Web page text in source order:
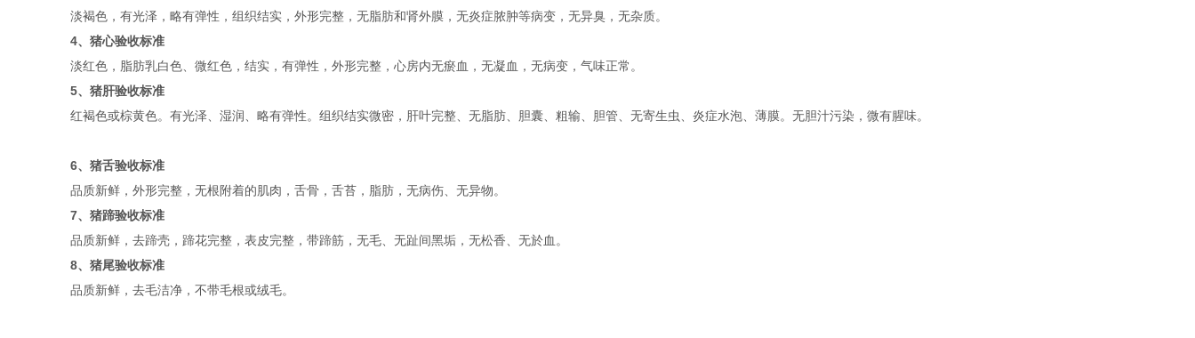
淡褐色，有光泽，略有弹性，组织结实，外形完整，无脂肪和肾外膜，无炎症脓肿等病变，无异臭，无杂质。
4、猪心验收标准
淡红色，脂肪乳白色、微红色，结实，有弹性，外形完整，心房内无瘀血，无凝血，无病变，气味正常。
5、猪肝验收标准
红褐色或棕黄色。有光泽、湿润、略有弹性。组织结实微密，肝叶完整、无脂肪、胆囊、粗输、胆管、无寄生虫、炎症水泡、薄膜。无胆汁污染，微有腥味。
6、猪舌验收标准
品质新鲜，外形完整，无根附着的肌肉，舌骨，舌苔，脂肪，无病伤、无异物。
7、猪蹄验收标准
品质新鲜，去蹄壳，蹄花完整，表皮完整，带蹄筋，无毛、无趾间黑垢，无松香、无於血。
8、猪尾验收标准
品质新鲜，去毛洁净，不带毛根或绒毛。